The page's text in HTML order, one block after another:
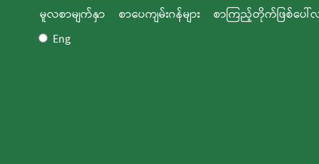
မူလစာမျက်နှာ စာပေကျမ်းဂန်များ
စာကြည့်တိုက်ဖြစ်ပေါ်
Eng